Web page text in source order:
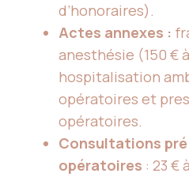
d’honoraires).
Actes annexes :
anesthésie (150 €
hospitalisation
opératoires et
opératoires.
Consultations
opératoires : 23 €